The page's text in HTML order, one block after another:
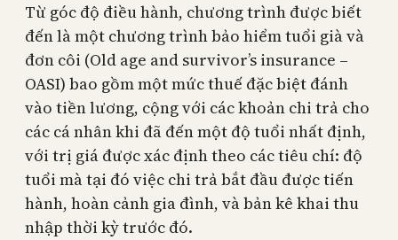
Từ góc độ điều hành, chương trình được biết
đến là một chương trình bảo hiểm tuổi già và
đơn côi (Old age and survivor’s insurance –
OASI) bao gồm một mức thuế đặc biệt đánh
vào tiền lương, cộng với các khoản chi trả cho
các cá nhân khi đã đến một độ tuổi nhất định,
với trị giá được xác định theo các tiêu chí: độ
tuổi mà tại đó việc chi trả bắt đầu được tiến
hành, hoàn cảnh gia đình, và bản kê khai thu
nhập thời kỳ trước đó.